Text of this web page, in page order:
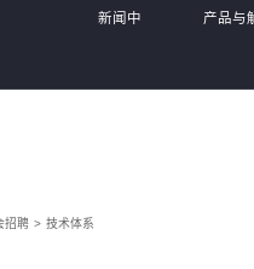
新闻中 产品与
招聘 > 技术体系